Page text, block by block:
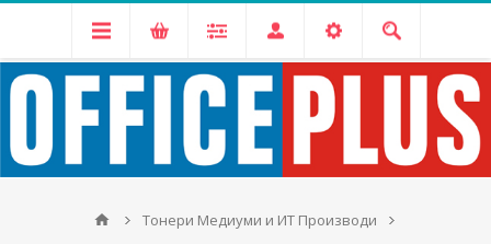
Тонери Медиуми и ИТ Производи